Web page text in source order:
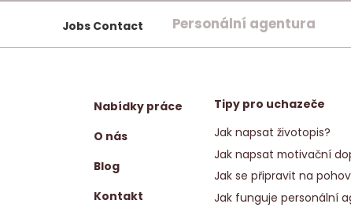
Jobs Contact Personální agentura
Nabídky práce
O nás
Blog
Kontakt
Tipy pro uchazeče
Jak napsat životopis?
Jak napsat motivační
Jak se připravit na
Jak funguje personální